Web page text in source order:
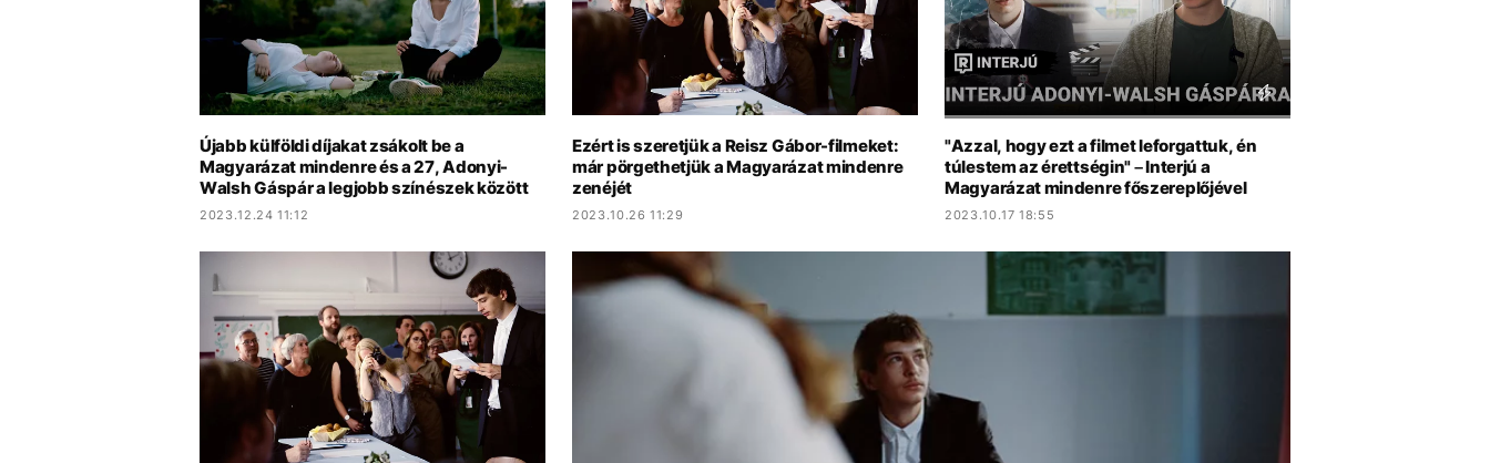
Újabb külföldi díjakat zsákolt be a
Magyarázat mindenre és a 27, Adonyi-
Walsh Gáspár a legjobb színészek között
2023.12.24 11:12
Ezért is szeretjük a Reisz Gábor-filmeket:
már pörgethetjük a Magyarázat mindenre
zenéjét
2023.10.26 11:29
"Azzal, hogy ezt a filmet leforgattuk, én
túlestem az érettségin" – Interjú a
Magyarázat mindenre főszereplőjével
2023.10.17 18:55